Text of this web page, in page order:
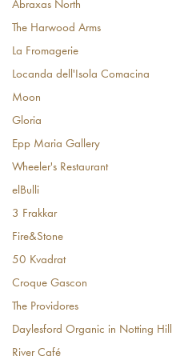
Abraxas North
The Harwood Arms
La Fromagerie
Locanda dell'Isola Comacina
Moon
Gloria
Epp Maria Gallery
Wheeler's Restaurant
elBulli
3 Frakkar
Fire&Stone
50 Kvadrat
Croque Gascon
The Providores
Daylesford Organic in Notting Hill
River Café